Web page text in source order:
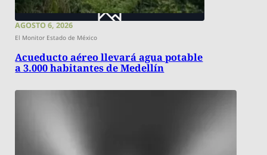
AGOSTO 6, 2026
El Monitor Estado de México
Acueducto aéreo llevará agua potable
a 3.000 habitantes de Medellín